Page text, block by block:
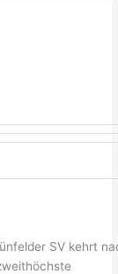
SV kehrt